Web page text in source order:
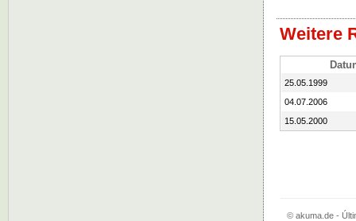
Weitere
25.05.1999
04.07.2006
15.05.2000
© akuma.de -